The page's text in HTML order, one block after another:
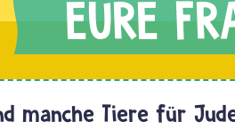
manche Tiere für